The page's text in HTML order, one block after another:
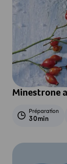
Minestrone
Préparation
30min